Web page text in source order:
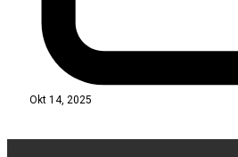
Okt 14, 2025